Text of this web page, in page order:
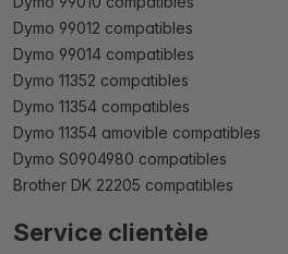
Dymo 99012 compatibles
Dymo 99014 compatibles
Dymo 11352 compatibles
Dymo 11354 compatibles
Dymo 11354 amovible compatibles
Dymo S0904980 compatibles
Brother DK 22205 compatibles
Service clientèle